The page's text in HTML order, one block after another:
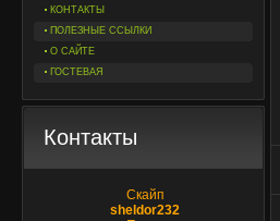
КОНТАКТЫ
ПОЛЕЗНЫЕ ССЫЛКИ
О САЙТЕ
ГОСТЕВАЯ
Контакты
Скайп
sheldor232